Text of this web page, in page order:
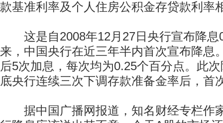
款基准利率及个人住房公积金存贷款利率
这是自2008年12月27日央行宣布降息
来，中国央行在近三年半内首次宣布降息
后5次加息，每次均为0.25个百分点。此
底央行连续三次下调存款准备金率后，首
据中国广播网报道，知名财经专栏作